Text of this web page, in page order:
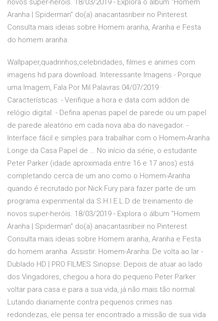
novos super-heróis. 18/03/2019 - Explora o álbum "Homem
Aranha | Spiderman" do(a) anacantasribeir no Pinterest.
Consulta mais ideias sobre Homem aranha, Aranha e Festa
do homem aranha.
Wallpaper,quadrinhos,celebridades, filmes e animes com
imagens hd para download. Interessante Imagens - Porque
uma Imagem, Fala Por Mil Palavras 04/07/2019 ·
Características: - Verifique a hora e data com addon de
relógio digital. - Defina apenas papel de parede ou um papel
de parede aleatório em cada nova aba do navegador. -
Interface fácil e simples para trabalhar com o Homem-Aranha
Longe da Casa Papel de … No início da série, o estudante
Peter Parker (idade aproximada entre 16 e 17 anos) está
completando cerca de um ano como o Homem-Aranha
quando é recrutado por Nick Fury para fazer parte de um
programa experimental da S.H.I.E.L.D de treinamento de
novos super-heróis. 18/03/2019 - Explora o álbum "Homem
Aranha | Spiderman" do(a) anacantasribeir no Pinterest.
Consulta mais ideias sobre Homem aranha, Aranha e Festa
do homem aranha. Assistir: Homem-Aranha: De volta ao lar -
Dublado HD | PRO FILMES Sinopse: Depois de atuar ao lado
dos Vingadores, chegou a hora do pequeno Peter Parker
voltar para casa e para a sua vida, já não mais tão normal.
Lutando diariamente contra pequenos crimes nas
redondezas, ele pensa ter encontrado a missão de sua vida